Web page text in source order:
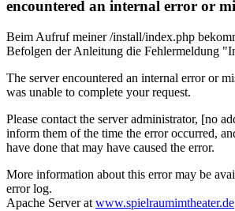
encountered an internal error or
Beim Aufruf meiner /install/index.php
Befolgen der Anleitung die Fehlermeldung
The server encountered an internal error or
was unable to complete your request.
Please contact the server administrator, [no
inform them of the time the error occurred,
have done that may have caused the error.
More information about this error may be
error log.
Apache Server at www.spielraumimtheater.de